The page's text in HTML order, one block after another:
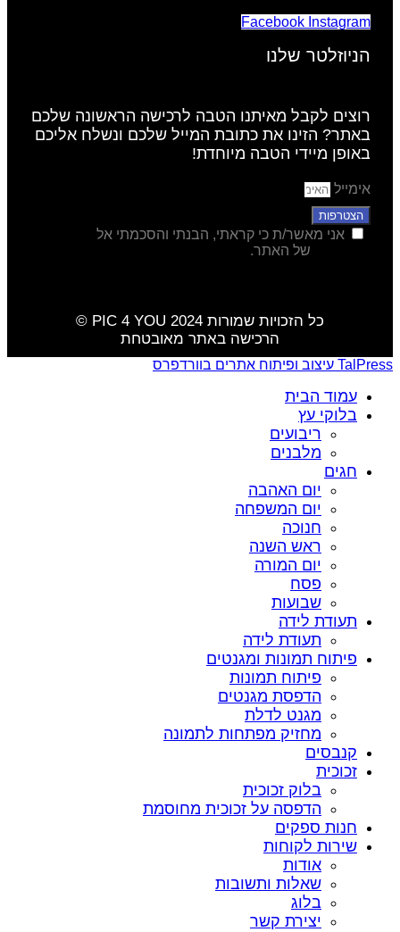
Facebook Instagram
הניוזלטר שלנו
רוצים לקבל מאיתנו הטבה לרכישה הראשונה שלכם
באתר? הזינו את כתובת המייל שלכם ונשלח אליכם
באופן מיידי הטבה מיוחדת!
אימייל
הצטרפות
אני מאשר/ת כי קראתי, הבנתי והסכמתי אל
של האתר.
כל הזכויות שמורות PIC 4 YOU 2024 ©️
הרכישה באתר מאובטחת
TalPress עיצוב ופיתוח אתרים בוורדפרס
עמוד הבית
בלוקי עץ
ריבועים
מלבנים
חגים
יום האהבה
יום המשפחה
חנוכה
ראש השנה
יום המורה
פסח
שבועות
תעודת לידה
תעודת לידה
פיתוח תמונות ומגנטים
פיתוח תמונות
הדפסת מגנטים
מגנט לדלת
מחזיק מפתחות לתמונה
קנבסים
זכוכית
בלוק זכוכית
הדפסה על זכוכית מחוסמת
חנות ספקים
שירות לקוחות
אודות
שאלות ותשובות
בלוג
יצירת קשר